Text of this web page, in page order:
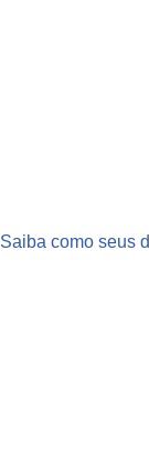
Saiba como seus